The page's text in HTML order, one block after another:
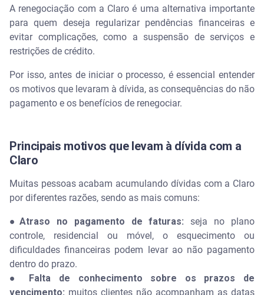
dívidas com a Claro no Distrito Federal?
A renegociação com a Claro é uma alternativa importante
para quem deseja regularizar pendências financeiras e
evitar complicações, como a suspensão de serviços e
restrições de crédito.
Por isso, antes de iniciar o processo, é essencial entender
os motivos que levaram à dívida, as consequências do não
pagamento e os benefícios de renegociar.
Principais motivos que levam à dívida com a
Claro
Muitas pessoas acabam acumulando dívidas com a Claro
por diferentes razões, sendo as mais comuns:
●Atraso no pagamento de faturas:seja no plano
controle, residencial ou móvel, o esquecimento ou
dificuldades financeiras podem levar ao não pagamento
dentro do prazo.
● Falta de conhecimento sobre os prazos de
vencimento: muitos clientes não acompanham as datas